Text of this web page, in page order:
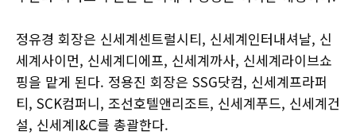
정유경 회장은 신세계센트럴시티, 신세계인터내셔날, 신
세계사이먼, 신세계디에프, 신세계까사, 신세계라이브쇼
핑을 맡게 된다. 정용진 회장은 SSG닷컴, 신세계프라퍼
티, SCK컴퍼니, 조선호텔앤리조트, 신세계푸드, 신세계건
설, 신세계I&C를 총괄한다.